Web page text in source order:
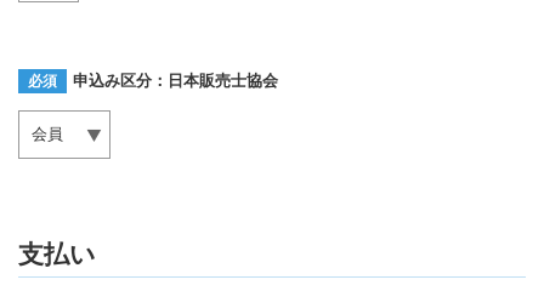
必須 申込み区分：日本販売士協会
支払い